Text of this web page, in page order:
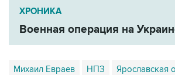
ХРОНИКА
Военная операция на
Михаил Евраев НПЗ Ярославская